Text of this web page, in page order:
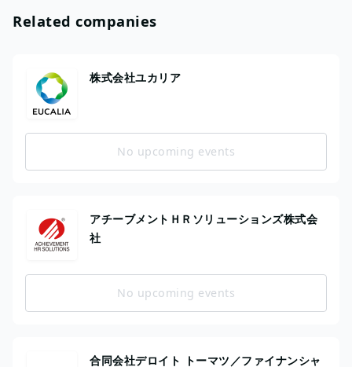
Related companies
株式会社ユカリア
No upcoming events
アチーブメントＨＲソリューションズ株式会
社
No upcoming events
合同会社デロイト トーマツ／ファイナンシャ